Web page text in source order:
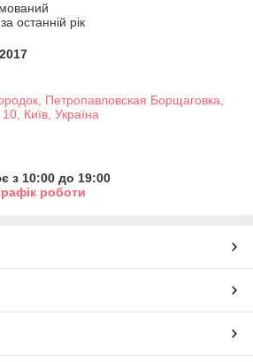
останній рік
Петропавловская Борщаговка,
Київ, Україна
з 10:00 до 19:00
роботи